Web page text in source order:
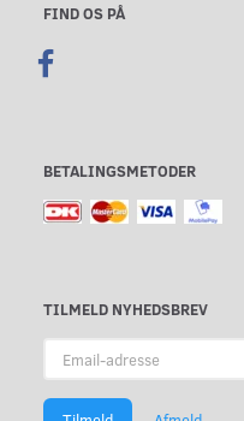
FIND OS PÅ
BETALINGSMETODER
TILMELD NYHEDSBREV
adresse